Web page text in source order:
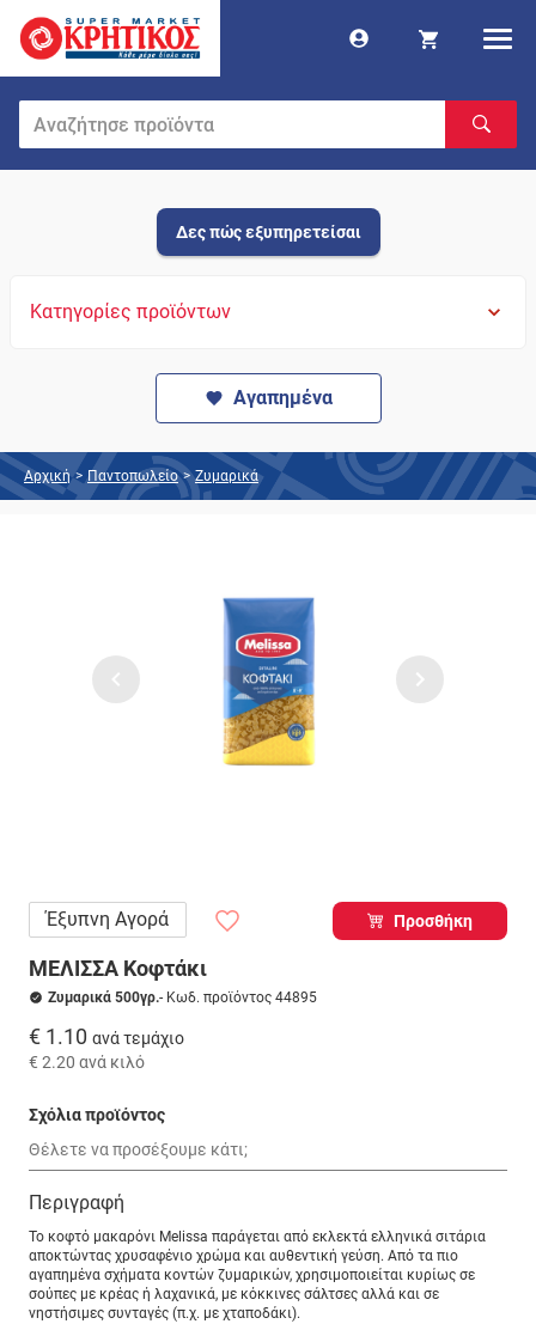
Δες πώς εξυπηρετείσαι
Κατηγορίες προϊόντων
Αγαπημένα
Αρχική > Παντοπωλείο > Ζυμαρικά
Έξυπνη Αγορά Προσθήκη
ΜΕΛΙΣΣΑ Κοφτάκι
Ζυμαρικά 500γρ.- Κωδ. προϊόντος 44895
€ 1.10 ανά τεμάχιο
€ 2.20 ανά κιλό
Σχόλια προϊόντος
Περιγραφή
Το κοφτό μακαρόνι Melissa παράγεται από εκλεκτά ελληνικά σιτάρια
αποκτώντας χρυσαφένιο χρώμα και αυθεντική γεύση. Από τα πιο
αγαπημένα σχήματα κοντών ζυμαρικών, χρησιμοποιείται κυρίως σε
σούπες με κρέας ή λαχανικά, με κόκκινες σάλτσες αλλά και σε
νηστήσιμες συνταγές (π.χ. με χταποδάκι).